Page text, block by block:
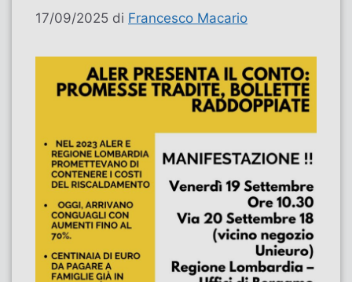
17/09/2025 di Francesco Macario